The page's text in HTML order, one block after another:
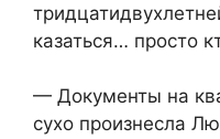
казаться… просто
— Документы на
сухо произнесла